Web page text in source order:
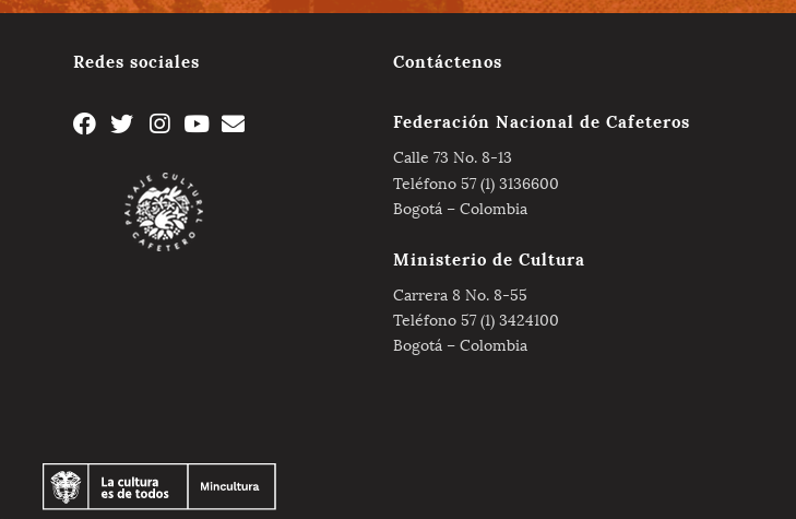
Redes sociales Contáctenos
Federación Nacional de Cafeteros
Calle 73 No. 8-13
Teléfono 57 (1) 3136600
Bogotá – Colombia
Ministerio de Cultura
Carrera 8 No. 8-55
Teléfono 57 (1) 3424100
Bogotá – Colombia